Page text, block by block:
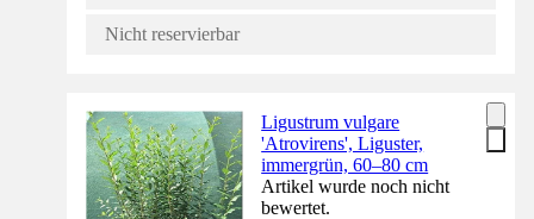
Nicht reservierbar
Ligustrum vulgare
'Atrovirens', Liguster,
immergrün, 60–80 cm
Artikel wurde noch nicht
bewertet.